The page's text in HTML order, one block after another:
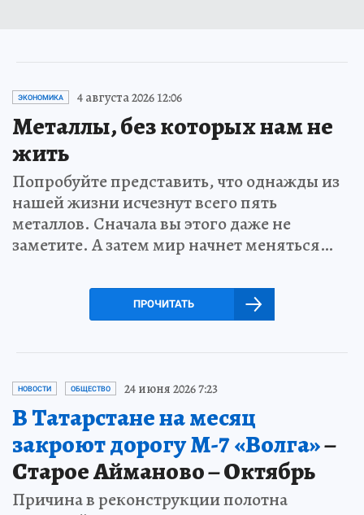
ЭКОНОМИКА 4 августа 2026 12:06
Металлы, без которых нам не
жить
Попробуйте представить, что однажды из
нашей жизни исчезнут всего пять
металлов. Сначала вы этого даже не
заметите. А затем мир начнет меняться…
ПРОЧИТАТЬ
НОВОСТИ ОБЩЕСТВО 24 июня 2026 7:23
В Татарстане на месяц
закроют дорогу М-7 «Волга»–
Старое Айманово – Октябрь
Причина в реконструкции полотна